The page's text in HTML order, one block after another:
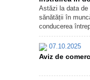
Astăzi la data
sănătății în
conducerea
07.10.2025
Aviz de